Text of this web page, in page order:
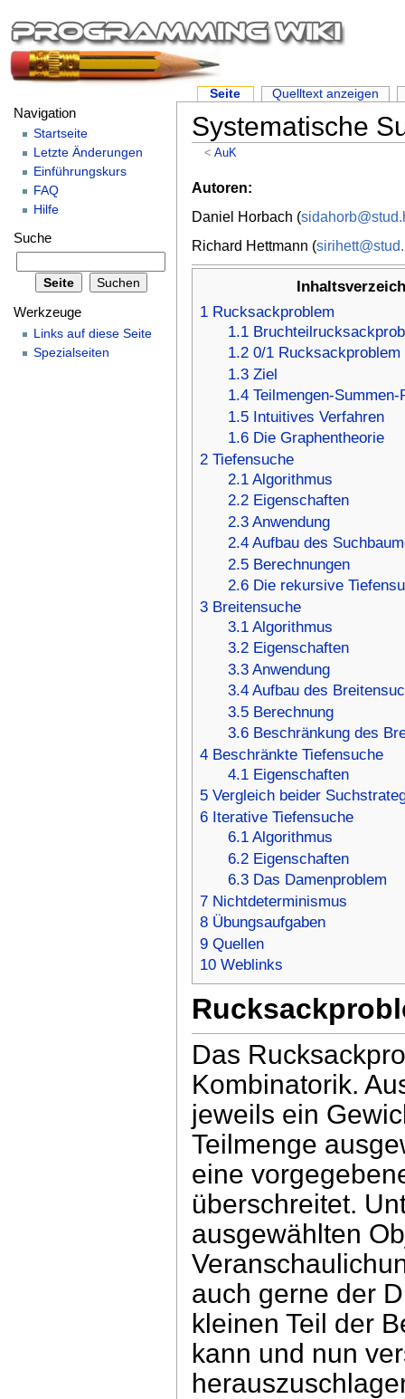
Systematische
< AuK
Autoren:
Daniel Horbach (
Richard Hettmann (
1 Rucksackproblem
1.1
1.2 0/1 Rucksackproblem
1.3 Ziel
1.4 Teilmengen-Summen-
1.5 Intuitives Verfahren
1.6 Die Graphentheorie
2 Tiefensuche
2.1 Algorithmus
2.2 Eigenschaften
2.3 Anwendung
2.4 Aufbau des
2.5 Berechnungen
2.6 Die rekursive
3 Breitensuche
3.1 Algorithmus
3.2 Eigenschaften
3.3 Anwendung
3.4 Aufbau des
3.5 Berechnung
3.6 Beschränkung des
4 Beschränkte Tiefensuche
4.1 Eigenschaften
5 Vergleich beider
6 Iterative Tiefensuche
6.1 Algorithmus
6.2 Eigenschaften
6.3 Das Damenproblem
7 Nichtdeterminismus
8 Übungsaufgaben
9 Quellen
10 Weblinks
Das
Kombinatorik.
jeweils ein
Teilmenge
eine
überschreitet.
ausgewählten
auch gerne der
kleinen Teil der
kann und nun
Seite Quelltext anzeigen
Navigation
Startseite
Letzte Änderungen
Einführungskurs
FAQ
Hilfe
Suche
Werkzeuge
Links auf diese Seite
Spezialseiten